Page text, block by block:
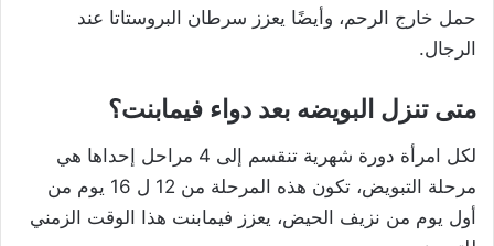
حمل خارج الرحم، وأيضًا يعزز سرطان البروستاتا عند
الرجال.
متى تنزل البويضه بعد دواء فيمابنت؟
لكل امرأة دورة شهرية تنقسم إلى 4 مراحل إحداها هي
مرحلة التبويض، تكون هذه المرحلة من 12 ل 16 يوم من
أول يوم من نزيف الحيض، يعزز فيمابنت هذا الوقت الزمني